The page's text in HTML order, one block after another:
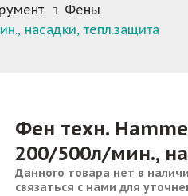
Фены
насадки, тепл.защита
Фен техн.
200/500л/мин.,
Данного товара нет в
связаться с нами для